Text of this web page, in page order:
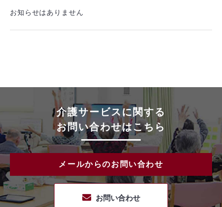
お知らせはありません
介護サービスに関する
お問い合わせはこちら
メールからのお問い合わせ
お問い合わせ